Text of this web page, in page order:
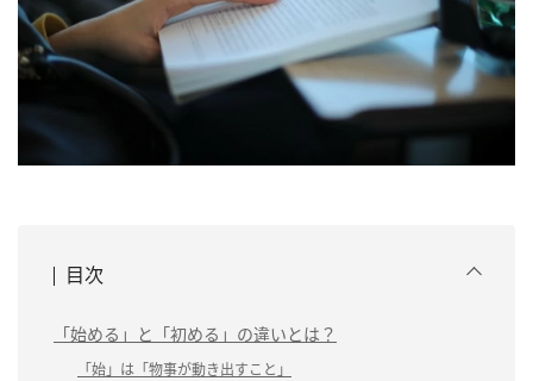
目次
「始める」と「初める」の違いとは？
「始」は「物事が動き出すこと」